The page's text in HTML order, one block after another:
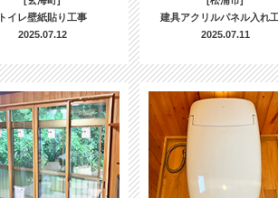
トイレ壁紙貼り工事
2025.07.12
建具アクリルパネル入れ
2025.07.11